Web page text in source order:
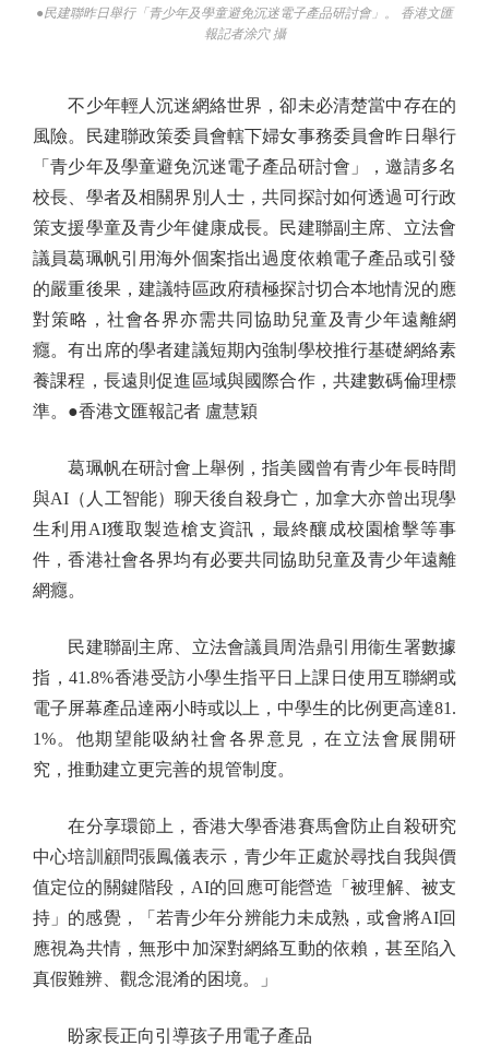
●民建聯昨日舉行「青少年及學童避免沉迷電子產品研討會」。 香港文匯
報記者涂穴 攝
不少年輕人沉迷網絡世界，卻未必清楚當中存在的
風險。民建聯政策委員會轄下婦女事務委員會昨日舉行
「青少年及學童避免沉迷電子產品研討會」，邀請多名
校長、學者及相關界別人士，共同探討如何透過可行政
策支援學童及青少年健康成長。民建聯副主席、立法會
議員葛珮帆引用海外個案指出過度依賴電子產品或引發
的嚴重後果，建議特區政府積極探討切合本地情況的應
對策略，社會各界亦需共同協助兒童及青少年遠離網
癮。有出席的學者建議短期內強制學校推行基礎網絡素
養課程，長遠則促進區域與國際合作，共建數碼倫理標
準。●香港文匯報記者 盧慧穎
葛珮帆在研討會上舉例，指美國曾有青少年長時間
與AI（人工智能）聊天後自殺身亡，加拿大亦曾出現學
生利用AI獲取製造槍支資訊，最終釀成校園槍擊等事
件，香港社會各界均有必要共同協助兒童及青少年遠離
網癮。
民建聯副主席、立法會議員周浩鼎引用衞生署數據
指，41.8%香港受訪小學生指平日上課日使用互聯網或
電子屏幕產品達兩小時或以上，中學生的比例更高達81.
1%。他期望能吸納社會各界意見，在立法會展開研
究，推動建立更完善的規管制度。
在分享環節上，香港大學香港賽馬會防止自殺研究
中心培訓顧問張鳳儀表示，青少年正處於尋找自我與價
值定位的關鍵階段，AI的回應可能營造「被理解、被支
持」的感覺，「若青少年分辨能力未成熟，或會將AI回
應視為共情，無形中加深對網絡互動的依賴，甚至陷入
真假難辨、觀念混淆的困境。」
盼家長正向引導孩子用電子產品